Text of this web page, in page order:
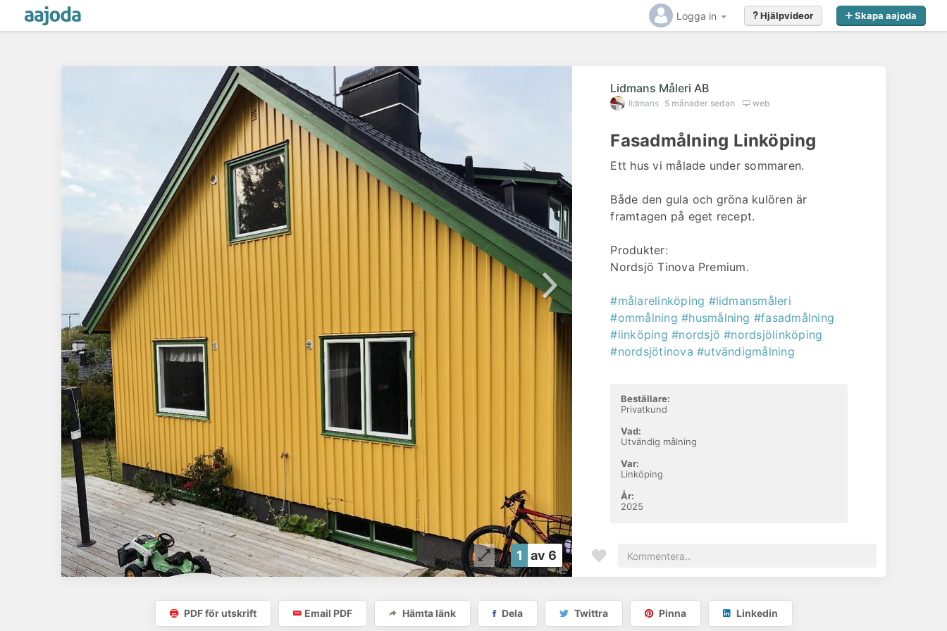
Logga in Skapa aajoda
Hjälpvideor
1 av 6
Lidmans Måleri AB
lidmans 5 månader sedan web
Fasadmålning Linköping
Ett hus vi målade under sommaren.
Både den gula och gröna kulören är
framtagen på eget recept.
Produkter:
Nordsjö Tinova Premium.
#målarelinköping #lidmansmåleri
#ommålning #husmålning #fasadmålning
#linköping #nordsjö #nordsjölinköping
#nordsjötinova #utvändigmålning
Beställare:
Privatkund
Vad:
Utvändig målning
Var:
Linköping
År:
2025
PDF för utskrift Email PDF Hämta länk Dela Twittra Pinna Linkedin